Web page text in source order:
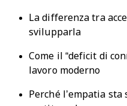
La differenza tra
svilupparla
Come il “deficit di
lavoro moderno
Perché l’empatia